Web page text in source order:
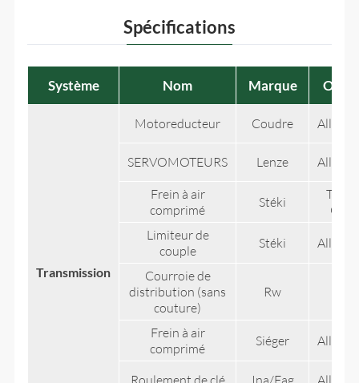
Spécifications
Système Nom Marque
Transmission
Motoreducteur Coudre
SERVOMOTEURS Lenze
Frein à air
comprimé
Stéki
Limiteur de
couple
Stéki
Courroie de
distribution (sans
couture)
Rw
Frein à air
comprimé
Siéger
Roulement de clé Ina/Fag